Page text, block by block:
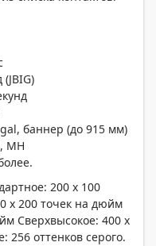
баннер (до 915 мм)
MH
200 x 100
x 200 точек на дюйм
Сверхвысокое: 400 x
256 оттенков серого.